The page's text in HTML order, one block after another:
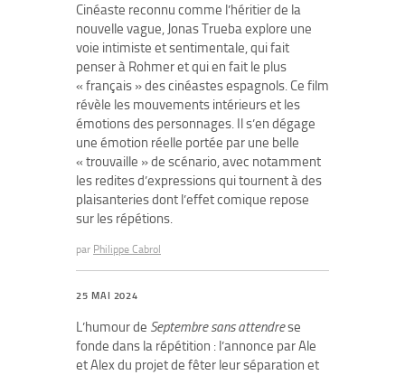
Cinéaste reconnu comme l’héritier de la
nouvelle vague, Jonas Trueba explore une
voie intimiste et sentimentale, qui fait
penser à Rohmer et qui en fait le plus
« français » des cinéastes espagnols. Ce film
révèle les mouvements intérieurs et les
émotions des personnages. Il s’en dégage
une émotion réelle portée par une belle
« trouvaille » de scénario, avec notamment
les redites d’expressions qui tournent à des
plaisanteries dont l’effet comique repose
sur les répétions.
par Philippe Cabrol
25 MAI 2024
L’humour de Septembre sans attendrese
fonde dans la répétition : l’annonce par Ale
et Alex du projet de fêter leur séparation et